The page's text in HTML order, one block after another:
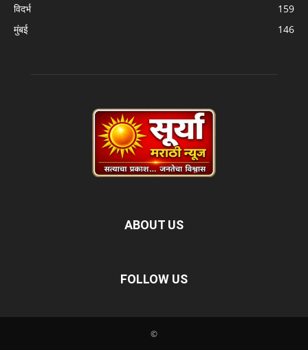
विदर्भ
159
मुंबई
146
ABOUT US
FOLLOW US
©